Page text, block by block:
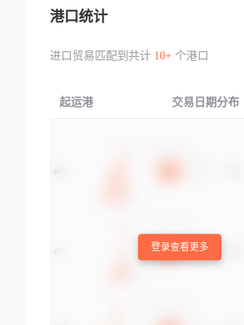
港口统计
进口贸易匹配到共计 10+个港口
起运港 交易日期分布
登录查看更多